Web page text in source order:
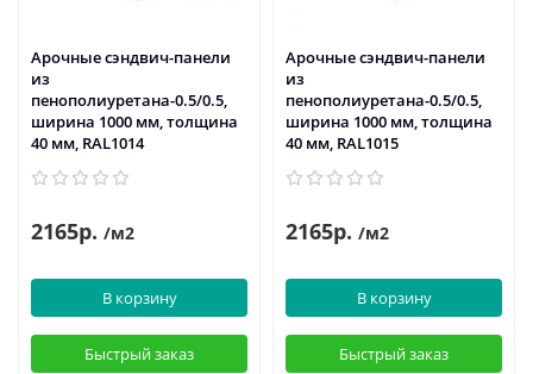
Арочные сэндвич-панели
из
пенополиуретана-0.5/0.5,
ширина 1000 мм, толщина
40 мм, RAL1014
2165р. /м2
В корзину
Быстрый заказ
Арочные сэндвич-панели
из
пенополиуретана-0.5/0.5,
ширина 1000 мм, толщина
40 мм, RAL1015
2165р. /м2
В корзину
Быстрый заказ